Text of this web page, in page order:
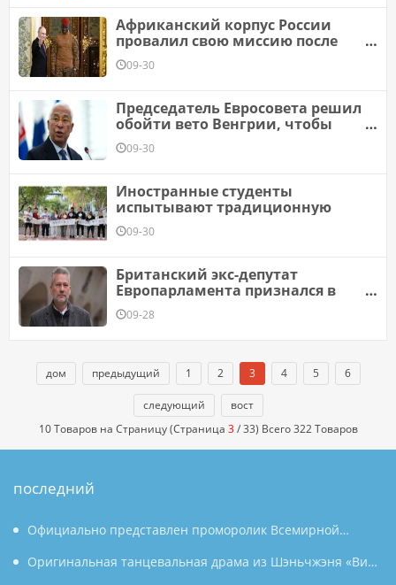
Африканский корпус России
провалил свою миссию после
смерти Пригожина
09-30
Председатель Евросовета решил
обойти вето Венгрии, чтобы
начать переговоры о вступлении
Украины и Молдовы в ЕС
09-30
Иностранные студенты
испытывают традиционную
09-30
Британский экс-депутат
Европарламента признался в
получении взяток за
пророссийскую позицию
09-28
дом предыдущий 1 2 3 4 5 6
следующий
вост
10 Товаров на Страницу (Страница 3/ 33) Всего 322 Товаров
последний
Официально представлен проморолик Всемирной
конференции по производству 2026 года: Аньхой
Оригинальная танцевальная драма из Шэньчжэня «Вин